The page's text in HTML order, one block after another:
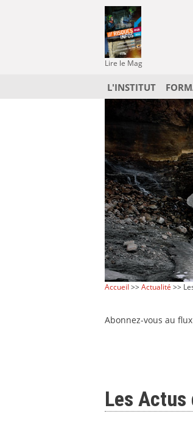
Lire le Mag
L'INSTITUT
Accueil >>Actualité >>
Abonnez-vous au
Les Actus